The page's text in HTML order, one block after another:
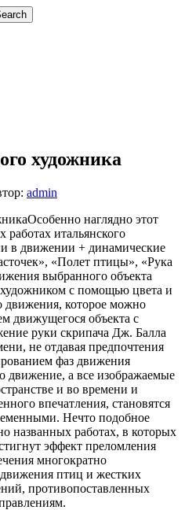
художника
admin
Особенно наглядно этот
работах итальянского
в движении + динамические
«Полет птицы», «Рука
выбранного объекта
с помощью цвета и
движения, которое можно
движущегося объекта с
руки скрипача Дж. Балла
не отдавая предпочтения
фаз движения
движение, а все изображаемые
и во времени и
впечатления, становятся
Нечто подобное
названных работах, в которых
эффект преломления
многократно
птиц и жестких
противопоставленных